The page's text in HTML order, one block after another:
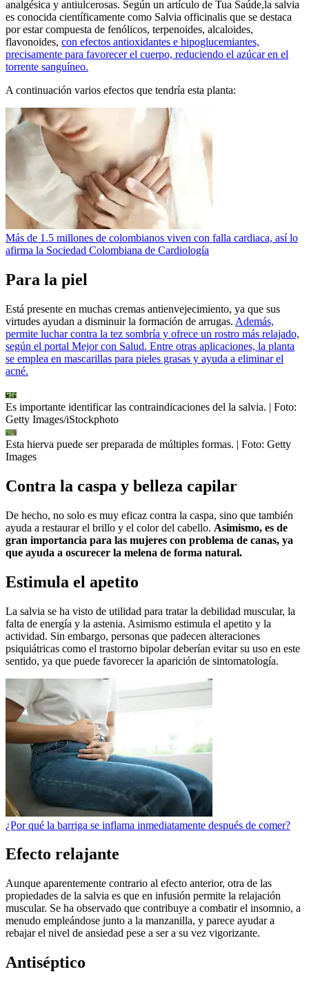
analgésica y antiulcerosas. Según un artículo de Tua Saúde,la salvia
es conocida científicamente como Salvia officinalis que se destaca
por estar compuesta de fenólicos, terpenoides, alcaloides,
flavonoides, con efectos antioxidantes e hipoglucemiantes,
precisamente para favorecer el cuerpo, reduciendo el azúcar en el
torrente sanguíneo.
A continuación varios efectos que tendría esta planta:
Más de 1.5 millones de colombianos viven con falla cardiaca, así lo
afirma la Sociedad Colombiana de Cardiología
Para la piel
Está presente en muchas cremas antienvejecimiento, ya que sus
virtudes ayudan a disminuir la formación de arrugas. Además,
permite luchar contra la tez sombría y ofrece un rostro más relajado,
según el portal Mejor con Salud. Entre otras aplicaciones, la planta
se emplea en mascarillas para pieles grasas y ayuda a eliminar el
acné.
Es importante identificar las contraindicaciones del la salvia. | Foto:
Getty Images/iStockphoto
Esta hierva puede ser preparada de múltiples formas. | Foto: Getty
Images
Contra la caspa y belleza capilar
De hecho, no solo es muy eficaz contra la caspa, sino que también
ayuda a restaurar el brillo y el color del cabello. Asimismo, es de
gran importancia para las mujeres con problema de canas, ya
que ayuda a oscurecer la melena de forma natural.
Estimula el apetito
La salvia se ha visto de utilidad para tratar la debilidad muscular, la
falta de energía y la astenia. Asimismo estimula el apetito y la
actividad. Sin embargo, personas que padecen alteraciones
psiquiátricas como el trastorno bipolar deberían evitar su uso en este
sentido, ya que puede favorecer la aparición de sintomatología.
¿Por qué la barriga se inflama inmediatamente después de comer?
Efecto relajante
Aunque aparentemente contrario al efecto anterior, otra de las
propiedades de la salvia es que en infusión permite la relajación
muscular. Se ha observado que contribuye a combatir el insomnio, a
menudo empleándose junto a la manzanilla, y parece ayudar a
rebajar el nivel de ansiedad pese a ser a su vez vigorizante.
Antiséptico